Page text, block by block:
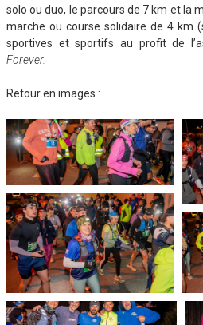
solo ou duo, le parcours de 7 km et la
marche ou course solidaire de 4 km
sportives et sportifs au profit de
Forever.
Retour en images :